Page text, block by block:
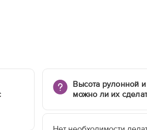
Высота рулонной
можно ли их